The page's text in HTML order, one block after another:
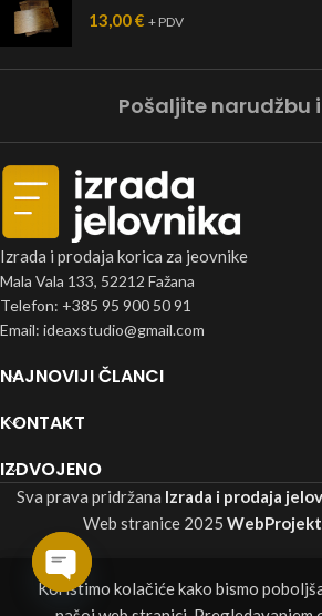
13,00€ + PDV
Pošaljite narudžbu
Izrada i prodaja korica za jeovnike
Mala Vala 133, 52212 Fažana
Telefon: +385 95 900 50 91
Email: ideaxstudio@gmail.com
NAJNOVIJI ČLANCI
KONTAKT
IZDVOJENO
Sva prava pridržana Izrada i prodaja
Web stranice2025 WebProjekt
Koristimo kolačiće kako bismo